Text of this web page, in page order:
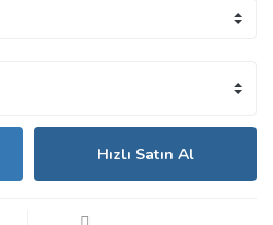
Hızlı Satın Al